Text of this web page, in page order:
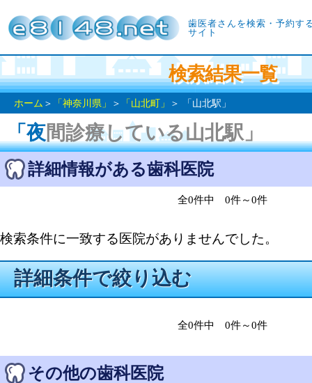
歯医者さんを検索・予約す
サイト
検索結果一覧
ホーム ＞ 「神奈川県」 ＞ 「山北町」 ＞ 「山北駅」
「夜間診療している山北駅」
詳細情報がある歯科医院
全0件中 0件～0件
検索条件に一致する医院がありませんでした。
詳細条件で絞り込む
全0件中 0件～0件
その他の歯科医院